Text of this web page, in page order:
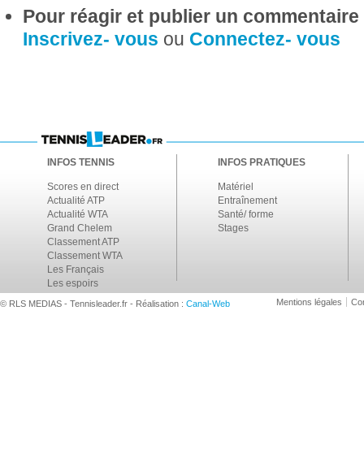
Pour réagir et publier un
Inscrivez- vous ou Connectez- vous
INFOS TENNIS
Scores en direct
Actualité ATP
Actualité WTA
Grand Chelem
Classement ATP
Classement WTA
Les Français
Les espoirs
INFOS PRATIQUES
Matériel
Entraînement
Santé/ forme
Stages
© RLS MEDIAS - Tennisleader.fr - Réalisation : Canal-Web Mentions légales